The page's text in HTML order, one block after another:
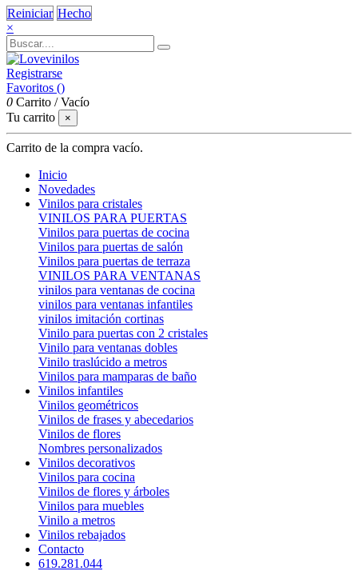
Reiniciar Hecho
×
Registrarse
Favoritos ()
0 Carrito /Vacío
Tu carrito
×
Carrito de la compra vacío.
Inicio
Novedades
Vinilos para cristales
VINILOS PARA PUERTAS
Vinilos para puertas de cocina
Vinilos para puertas de salón
Vinilos para puertas de terraza
VINILOS PARA VENTANAS
vinilos para ventanas de cocina
vinilos para ventanas infantiles
vinilos imitación cortinas
Vinilo para puertas con 2 cristales
Vinilo para ventanas dobles
Vinilo traslúcido a metros
Vinilos para mamparas de baño
Vinilos infantiles
Vinilos geométricos
Vinilos de frases y abecedarios
Vinilos de flores
Nombres personalizados
Vinilos decorativos
Vinilos para cocina
Vinilos de flores y árboles
Vinilos para muebles
Vinilo a metros
Vinilos rebajados
Contacto
619.281.044